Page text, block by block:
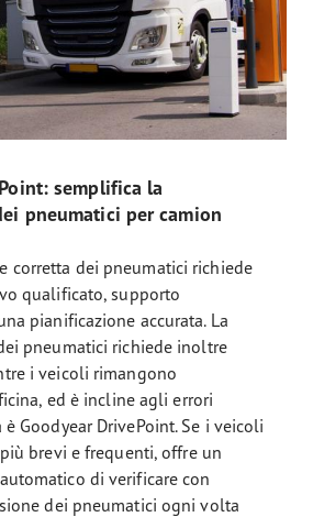
semplifica la
pneumatici per camion
corretta dei pneumatici richiede
qualificato, supporto
pianificazione accurata. La
pneumatici richiede inoltre
i veicoli rimangono
ed è incline agli errori
Goodyear DrivePoint. Se i veicoli
brevi e frequenti, offre un
di verificare con
dei pneumatici ogni volta